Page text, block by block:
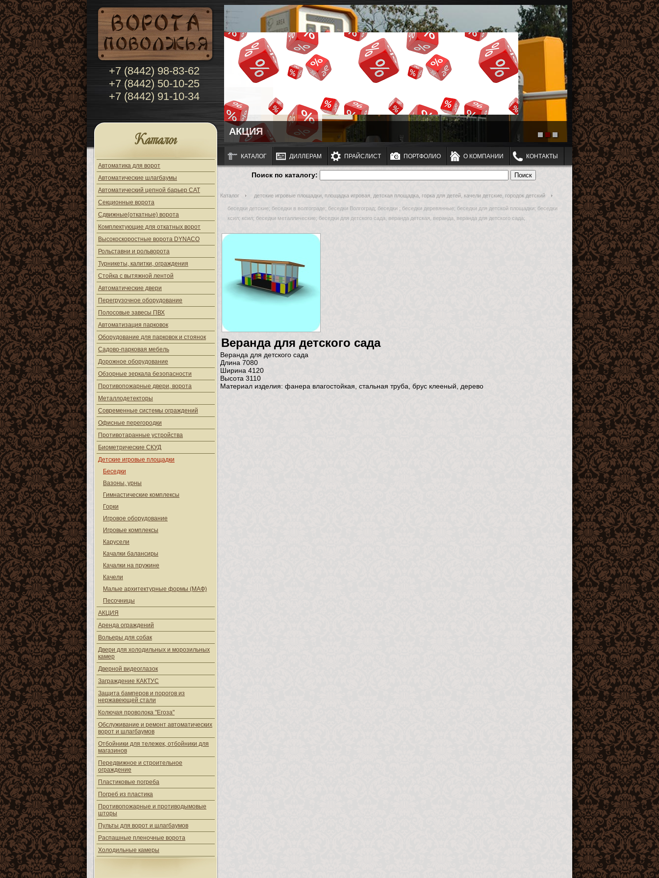
+7 (8442) 98-83-62
+7 (8442) 50-10-25
+7 (8442) 91-10-34
АКЦИЯ
Каталог
Автоматика для ворот
Автоматические шлагбаумы
Автоматический цепной барьер CAT
Секционные ворота
Сдвижные(откатные) ворота
Комплектующие для откатных ворот
Высокоскоростные ворота DYNACO
Рольставни и рольворота
Турникеты, калитки, ограждения
Стойка с вытяжной лентой
Автоматические двери
Перегрузочное оборудование
Полосовые завесы ПВХ
Автоматизация парковок
Оборудование для парковок и стоянок
Садово-парковая мебель
Дорожное оборудование
Обзорные зеркала безопасности
Противопожарные двери, ворота
Металлодетекторы
Современные системы ограждений
Офисные перегородки
Противотаранные устройства
Биометрические СКУД
Детские игровые площадки
Беседки
Вазоны, урны
Гимнастические комплексы
Горки
Игровое оборудование
Игровые комплексы
Карусели
Качалки балансиры
Качалки на пружине
Качели
Малые архитектурные формы (МАФ)
Песочницы
АКЦИЯ
Аренда ограждений
Вольеры для собак
Двери для холодильных и морозильных
камер
Дверной видеоглазок
Заграждение КАКТУС
Защита бамперов и порогов из
нержавеющей стали
Колючая проволока "Егоза"
Обслуживание и ремонт автоматических
ворот и шлагбаумов
Отбойники для тележек, отбойники для
магазинов
Передвижное и строительное
ограждение
Пластиковые погреба
Погреб из пластика
Противопожарные и противодымовые
шторы
Пульты для ворот и шлагбаумов
Распашные пленочные ворота
Холодильные камеры
КАТАЛОГ ДИЛЛЕРАМ ПРАЙСЛИСТ ПОРТФОЛИО О КОМПАНИИ КОНТАКТЫ
Поиск по каталогу:
Каталог детские игровые площадки, площадка игровая, детская площадка, горка для детей, качели детские, городок детский
беседки детские; беседки в волгограде; беседки Волгоград; беседки ; беседки деревянные; беседки для детской площадки; беседки
ксил; ксил; беседки металлические; беседки для детского сада, веранда детская, веранда, веранда для детского сада;
Веранда для детского сада
Веранда для детского сада
Длина 7080
Ширина 4120
Высота 3110
Материал изделия: фанера влагостойкая, стальная труба, брус клееный, дерево